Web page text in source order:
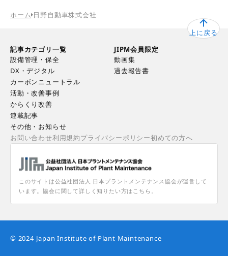
ホーム 日野自動車株式会社
上に戻る
このサイトは公益社団法人 日本プラントメンテナンス協会が運営して
います。協会に関して詳しく知りたい方はこちら。
記事カテゴリ一覧
設備管理・保全
DX・デジタル
カーボンニュートラル
活動・改善事例
からくり改善
連載記事
その他・お知らせ
JIPM会員限定
動画集
過去報告書
お問い合わせ利用規約プライバシーポリシー初めての方へ
© 2024 Japan Institute of Plant Maintenance